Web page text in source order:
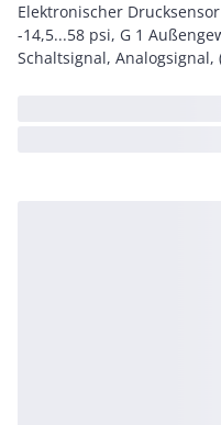
Elektronischer
-14,5...58 psi, G 1
Schaltsignal, Analogsignal,